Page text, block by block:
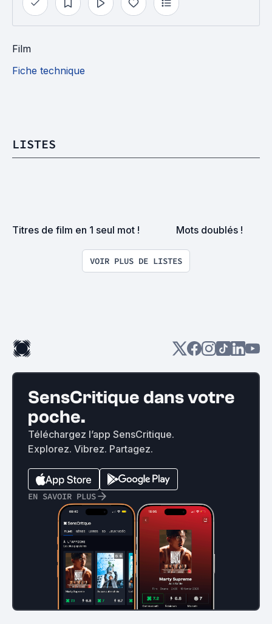
Film
Fiche technique
LISTES
Titres de film en 1 seul mot ! Mots doublés !
VOIR PLUS DE LISTES
SensCritique dans votre
poche.
Téléchargez l’app SensCritique.
Explorez. Vibrez. Partagez.
EN SAVOIR PLUS